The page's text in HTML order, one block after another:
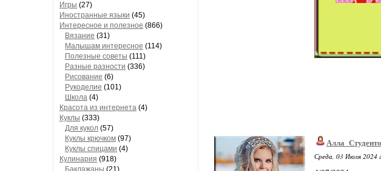
Игры (27)
Иностранные языки (45)
Интересное и полезное (866)
Вязание (31)
Малышам интересное (114)
Полезные советы (111)
Разные разности (336)
Рисование (6)
Рукоделие (101)
Школа (4)
Красота из интернета (4)
Куклы (333)
Для кукол (57)
Куклы крючком (97)
Куклы спицами (4)
Кулинария (918)
Баклажаны (21)
Среда, 03 Июля 2024